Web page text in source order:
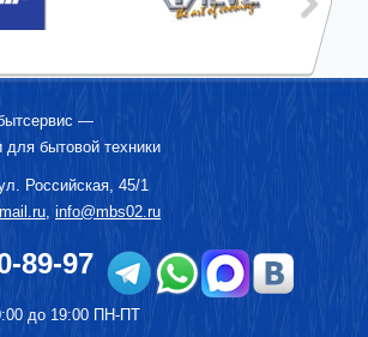
—
для бытовой техники
Российская, 45/1
, info@mbs02.ru
89-97
до 19:00 ПН-ПТ